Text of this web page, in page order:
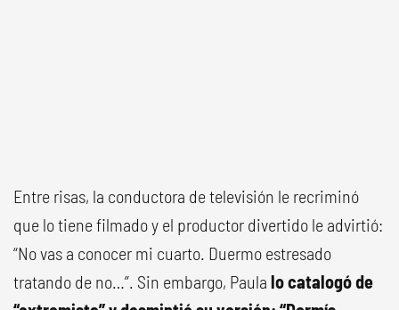
Entre risas, la conductora de televisión le recriminó
que lo tiene filmado y el productor divertido le advirtió:
“No vas a conocer mi cuarto. Duermo estresado
tratando de no…”. Sin embargo, Paula lo catalogó de